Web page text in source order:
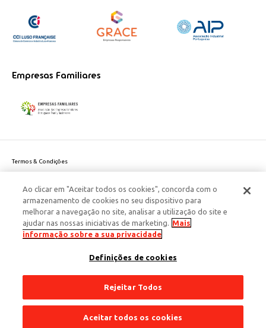
Empresas Familiares
Termos & Condições
Politica de Cookies
Política de Privacidade Dados Pessoais
Responsabilidade Social Corporativa
Este site é protegido pelo reCAPTCHA e aplicam-se a
da Google.
Ao clicar em "Aceitar todos os cookies", concorda com o
armazenamento de cookies no seu dispositivo para
melhorar a navegação no site, analisar a utilização do site e
ajudar nas nossas iniciativas de marketing. Mais
informação sobre a sua privacidade
Definições de cookies
Rejeitar Todos
Aceitar todos os cookies